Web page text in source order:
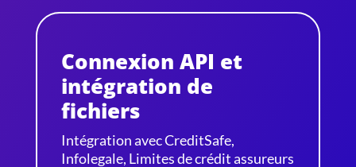
Connexion API et
intégration de
fichiers
Intégration avec CreditSafe,
Infolegale, Limites de crédit assureurs